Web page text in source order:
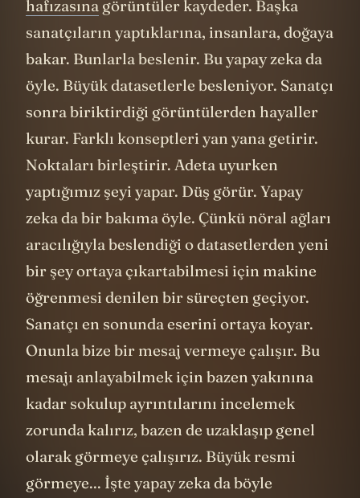
hafızasına görüntüler kaydeder. Başka
sanatçıların yaptıklarına, insanlara, doğaya
bakar. Bunlarla beslenir. Bu yapay zeka da
öyle. Büyük datasetlerle besleniyor. Sanatçı
sonra biriktirdiği görüntülerden hayaller
kurar. Farklı konseptleri yan yana getirir.
Noktaları birleştirir. Adeta uyurken
yaptığımız şeyi yapar. Düş görür. Yapay
zeka da bir bakıma öyle. Çünkü nöral ağları
aracılığıyla beslendiği o datasetlerden yeni
bir şey ortaya çıkartabilmesi için makine
öğrenmesi denilen bir süreçten geçiyor.
Sanatçı en sonunda eserini ortaya koyar.
Onunla bize bir mesaj vermeye çalışır. Bu
mesajı anlayabilmek için bazen yakınına
kadar sokulup ayrıntılarını incelemek
zorunda kalırız, bazen de uzaklaşıp genel
olarak görmeye çalışırız. Büyük resmi
görmeye... İşte yapay zeka da böyle